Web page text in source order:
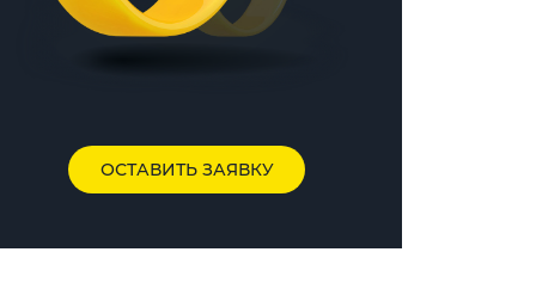
ОСТАВИТЬ ЗАЯВКУ